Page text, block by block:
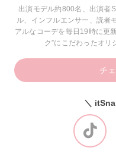
出演モデル約800名、出演者
ル、インフルエンサー、読者
アルなコーデを毎日19時に更
ク”にこだわったオリ
チ
＼